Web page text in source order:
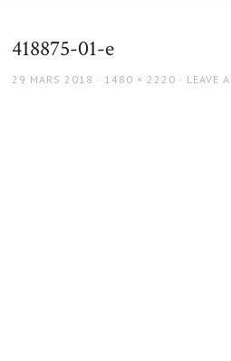
418875-01-e
POSTED
29 MARS 2018
FULL
1480 × 2220 LEAVE